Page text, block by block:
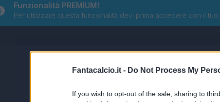
Fantacalcio.it - Do Not Process My
If you wish to opt-out of the sale, sharing to
Funzionalità PREMIUM!
Per utilizzare questa funzionalità devi prima accedere con il tuo